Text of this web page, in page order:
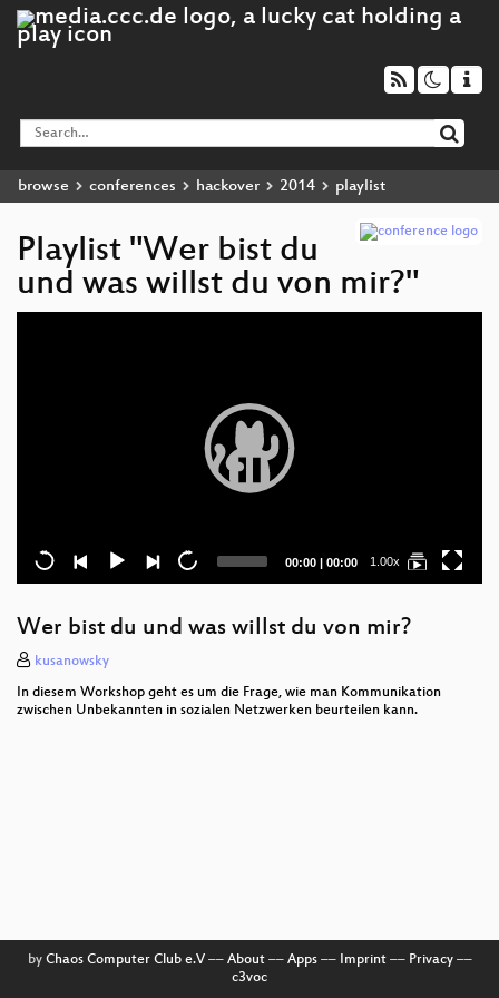
browse conferences hackover 2014 playlist
Playlist "Wer bist du
und was willst du von mir?"
Current
00:00 | Total
00:00 1.00x
Wer bist du und was willst du von mir?
kusanowsky
In diesem Workshop geht es um die Frage, wie man Kommunikation
zwischen Unbekannten in sozialen Netzwerken beurteilen kann.
by Chaos Computer Club e.V–– About–– Apps–– Imprint–– Privacy––
c3voc